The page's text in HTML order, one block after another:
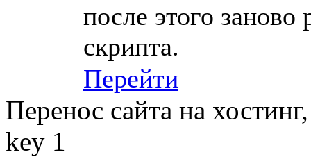
после этого
скрипта.
Перейти
Перенос сайта на
key 1